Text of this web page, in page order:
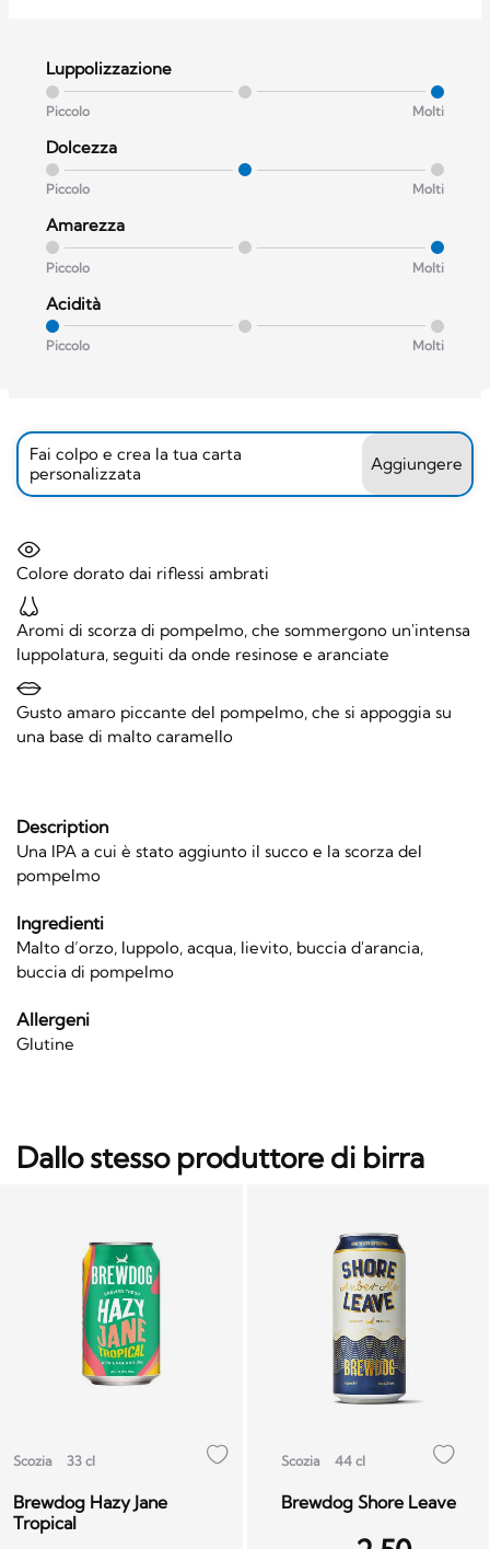
Luppolizzazione
Piccolo Molti
Dolcezza
Piccolo Molti
Amarezza
Piccolo Molti
Acidità
Piccolo Molti
Fai colpo e crea la tua carta
personalizzata
Aggiungere
Colore dorato dai riflessi ambrati
Aromi di scorza di pompelmo, che sommergono un'intensa
luppolatura, seguiti da onde resinose e aranciate
Gusto amaro piccante del pompelmo, che si appoggia su
una base di malto caramello
Description
Una IPA a cui è stato aggiunto il succo e la scorza del
pompelmo
Ingredienti
Malto d’orzo, luppolo, acqua, lievito, buccia d'arancia,
buccia di pompelmo
Allergeni
Glutine
Dallo stesso produttore di birra
Scozia 33 cl
Brewdog Hazy Jane
Tropical
Scozia 44 cl
Brewdog Shore Leave